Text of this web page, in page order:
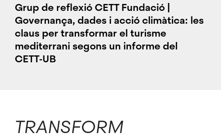
Grup de reflexió CETT Fundació |
Governança, dades i acció climàtica: les
claus per transformar el turisme
mediterrani segons un informe del
CETT-UB
TRANSFORM